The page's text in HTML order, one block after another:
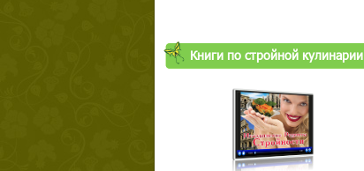
Книги по стройной кулинарии